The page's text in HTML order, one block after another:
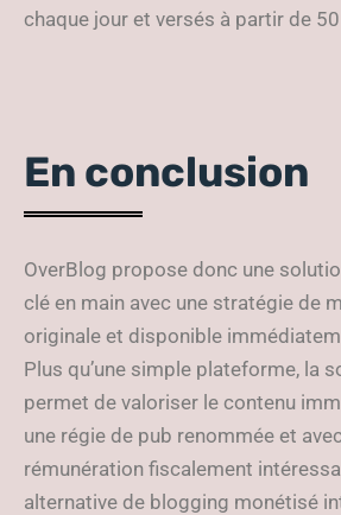
chaque jour et versés à partir de
En conclusion
OverBlog propose donc une
clé en main avec une stratégie de
originale et disponible
Plus qu’une simple plateforme, la
permet de valoriser le contenu
une régie de pub renommée et
rémunération fiscalement
alternative de blogging monétisé